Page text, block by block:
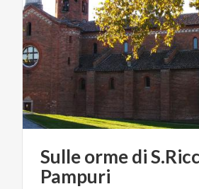
Sulleormedi
Pampuri